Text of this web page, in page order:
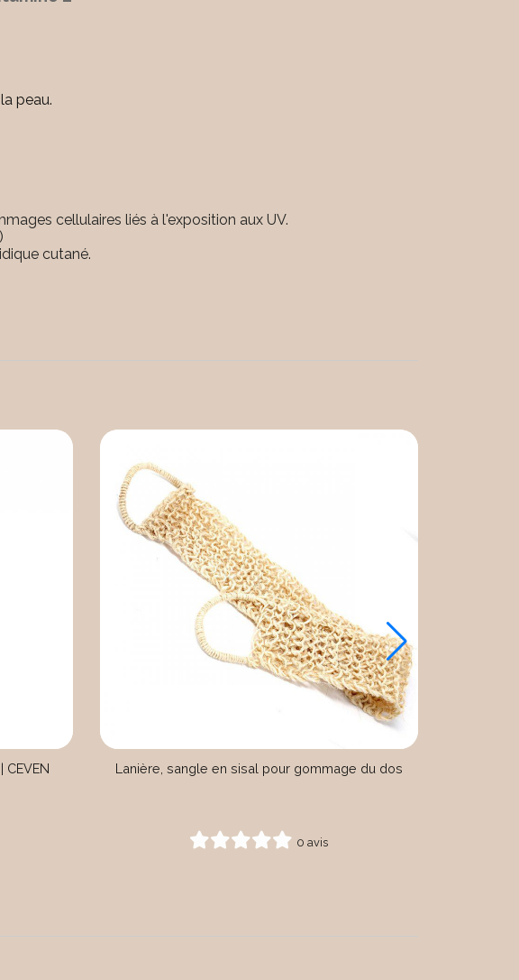
peau.
cellulaires liés à l'exposition aux UV.
cutané.
Lanière, sangle en sisal pour gommage du dos
0 avis